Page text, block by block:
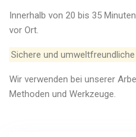
Innerhalb von 20 bis 35
vor Ort.
Sichere und umweltfreundliche
Wir verwenden bei unserer
Methoden und Werkzeuge.